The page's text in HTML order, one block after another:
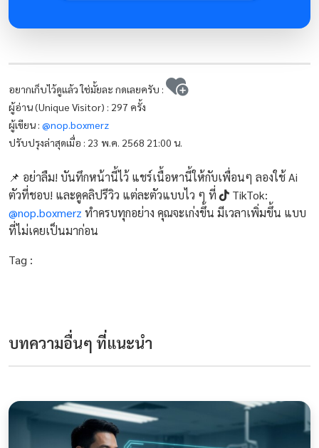
อยากเก็บไว้ดูแล้ว ใช่มั้ยละ กดเลยครับ :
ผู้อ่าน (Unique Visitor) : 297 ครั้ง
ผู้เขียน : @nop.boxmerz
ปรับปรุงล่าสุดเมื่อ : 23 พ.ค. 2568 21:00 น.
📌 อย่าลืม! บันทึกหน้านี้ไว้ แชร์เนื้อหานี้ให้กับเพื่อนๆ ลองใช้ Ai
ตัวที่ชอบ! และดูคลิปรีวิว แต่ละตัวแบบไว ๆ ที่
TikTok:
@nop.boxmerz ทำครบทุกอย่าง คุณจะเก่งขึ้น มีเวลาเพิ่มขึ้น แบบ
ที่ไม่เคยเป็นมาก่อน
Tag :
บทความอื่นๆ ที่แนะนำ